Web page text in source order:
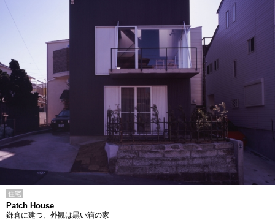
住宅
Patch House
鎌倉に建つ、外観は黒い箱の家